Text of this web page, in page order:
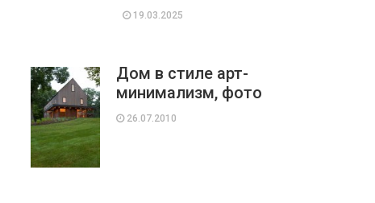
19.03.2025
Дом в стиле арт-
минимализм, фото
26.07.2010